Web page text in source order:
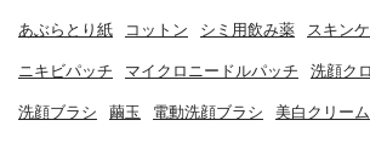
あぶらとり紙 コットン シミ用飲み薬 スキン
ニキビパッチ マイクロニードルパッチ 洗顔ク
洗顔ブラシ 繭玉 電動洗顔ブラシ 美白クリーム